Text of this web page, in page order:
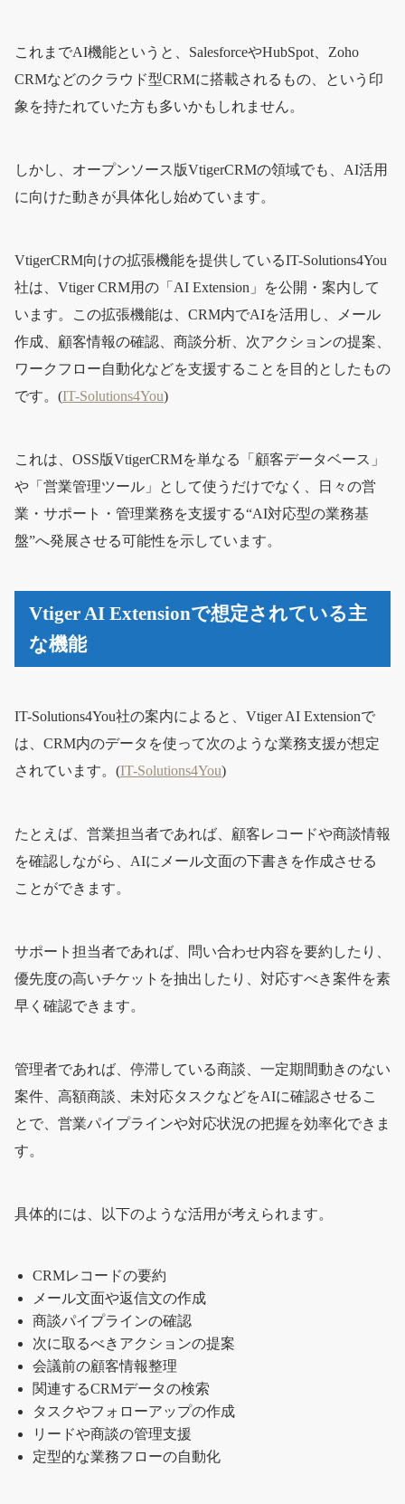
これまでAI機能というと、SalesforceやHubSpot、Zoho
CRMなどのクラウド型CRMに搭載されるもの、という印
象を持たれていた方も多いかもしれません。
しかし、オープンソース版VtigerCRMの領域でも、AI活用
に向けた動きが具体化し始めています。
VtigerCRM向けの拡張機能を提供しているIT-Solutions4You
社は、Vtiger CRM用の「AI Extension」を公開・案内して
います。この拡張機能は、CRM内でAIを活用し、メール
作成、顧客情報の確認、商談分析、次アクションの提案、
ワークフロー自動化などを支援することを目的としたもの
です。(IT-Solutions4You)
これは、OSS版VtigerCRMを単なる「顧客データベース」
や「営業管理ツール」として使うだけでなく、日々の営
業・サポート・管理業務を支援する“AI対応型の業務基
盤”へ発展させる可能性を示しています。
Vtiger AI Extensionで想定されている主
な機能
IT-Solutions4You社の案内によると、Vtiger AI Extensionで
は、CRM内のデータを使って次のような業務支援が想定
されています。(IT-Solutions4You)
たとえば、営業担当者であれば、顧客レコードや商談情報
を確認しながら、AIにメール文面の下書きを作成させる
ことができます。
サポート担当者であれば、問い合わせ内容を要約したり、
優先度の高いチケットを抽出したり、対応すべき案件を素
早く確認できます。
管理者であれば、停滞している商談、一定期間動きのない
案件、高額商談、未対応タスクなどをAIに確認させるこ
とで、営業パイプラインや対応状況の把握を効率化できま
す。
具体的には、以下のような活用が考えられます。
CRMレコードの要約
メール文面や返信文の作成
商談パイプラインの確認
次に取るべきアクションの提案
会議前の顧客情報整理
関連するCRMデータの検索
タスクやフォローアップの作成
リードや商談の管理支援
定型的な業務フローの自動化